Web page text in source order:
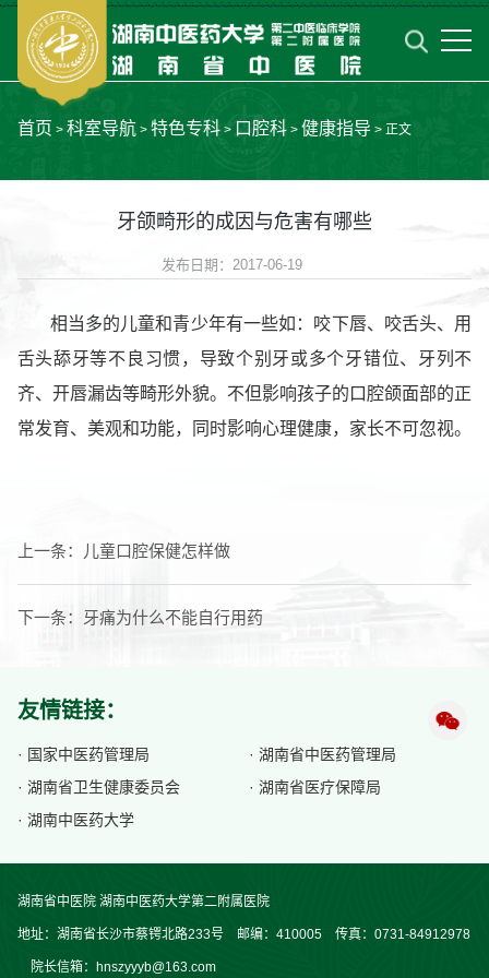
首页 > 科室导航> 特色专科> 口腔科> 健康指导> 正文
牙颌畸形的成因与危害有哪些
发布日期：2017-06-19
相当多的儿童和青少年有一些如：咬下唇、咬舌头、用
舌头舔牙等不良习惯，导致个别牙或多个牙错位、牙列不
齐、开唇漏齿等畸形外貌。不但影响孩子的口腔颌面部的正
常发育、美观和功能，同时影响心理健康，家长不可忽视。
上一条： 儿童口腔保健怎样做
下一条： 牙痛为什么不能自行用药
友情链接：
· 国家中医药管理局
· 湖南省中医药管理局
· 湖南省卫生健康委员会
· 湖南省医疗保障局
· 湖南中医药大学
湖南省中医院 湖南中医药大学第二附属医院
地址：湖南省长沙市蔡锷北路233号 邮编：410005 传真：0731-84912978
院长信箱：hnszyyyb@163.com